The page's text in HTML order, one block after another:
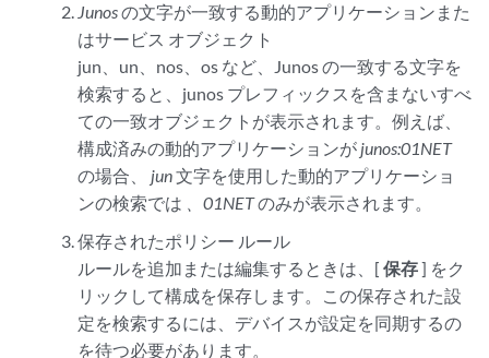
Junosの文字が一致する動的アプリケーションまた
はサービス オブジェクト
jun、un、nos、os など、Junos の一致する文字を
検索すると、junos プレフィックスを含まないすべ
ての一致オブジェクトが表示されます。例えば、
構成済みの動的アプリケーションが junos:01NET
の場合、 jun文字を使用した動的アプリケーショ
ンの検索では 、01NETのみが表示されます。
保存されたポリシー ルール
ルールを追加または編集するときは、[ 保存] をク
リックして構成を保存します。この保存された設
定を検索するには、デバイスが設定を同期するの
を待つ必要があります。